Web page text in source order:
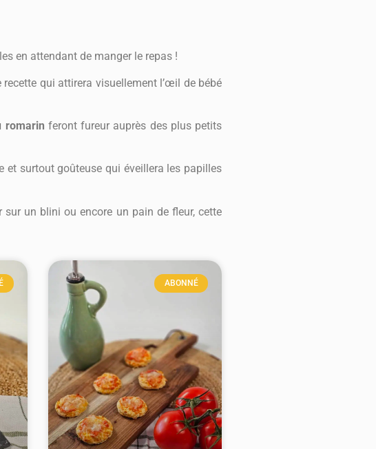
en attendant de manger le repas !
qui attirera visuellement l’œil de bébé
romarin feront fureur auprès des plus petits
et surtout goûteuse qui éveillera les papilles
un blini ou encore un pain de fleur, cette
ABONNÉ